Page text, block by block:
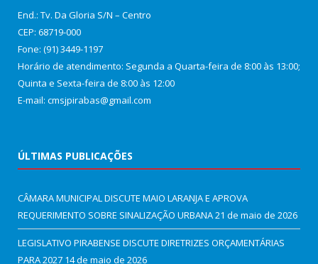
End.: Tv. Da Gloria S/N – Centro
CEP: 68719-000
Fone: (91) 3449-1197
Horário de atendimento: Segunda a Quarta-feira de 8:00 às 13:00;
Quinta e Sexta-feira de 8:00 às 12:00
E-mail: cmsjpirabas@gmail.com
ÚLTIMAS PUBLICAÇÕES
CÂMARA MUNICIPAL DISCUTE MAIO LARANJA E APROVA
REQUERIMENTO SOBRE SINALIZAÇÃO URBANA21 de maio de 2026
LEGISLATIVO PIRABENSE DISCUTE DIRETRIZES ORÇAMENTÁRIAS
PARA 2027 14 de maio de 2026